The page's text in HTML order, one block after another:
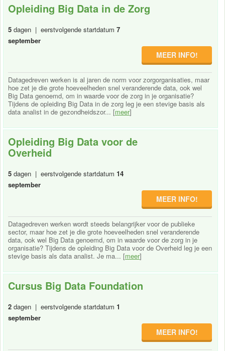
Opleiding Big Data in de Zorg
5 dagen | eerstvolgende startdatum 7
september
MEER INFO!
Datagedreven werken is al jaren de norm voor zorgorganisaties, maar
hoe zet je die grote hoeveelheden snel veranderende data, ook wel
Big Data genoemd, om in waarde voor de zorg in je organisatie?
Tijdens de opleiding Big Data in de zorg leg je een stevige basis als
data analist in de gezondheidszor... [meer]
Opleiding Big Data voor de
Overheid
5 dagen | eerstvolgende startdatum 14
september
MEER INFO!
Datagedreven werken wordt steeds belangrijker voor de publieke
sector, maar hoe zet je die grote hoeveelheden snel veranderende
data, ook wel Big Data genoemd, om in waarde voor de zorg in je
organisatie? Tijdens de opleiding Big Data voor de Overheid leg je een
stevige basis als data analist. Je ma... [meer]
Cursus Big Data Foundation
2 dagen | eerstvolgende startdatum 1
september
MEER INFO!